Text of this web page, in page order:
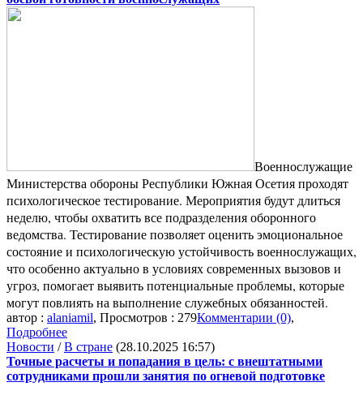
Военнослужащие
Министерства обороны Республики Южная Осетия проходят
психологическое тестирование. Мероприятия будут длиться
неделю, чтобы охватить все подразделения оборонного
ведомства. Тестирование позволяет оценить эмоциональное
состояние и психологическую устойчивость военнослужащих,
что особенно актуально в условиях современных вызовов и
угроз, помогает выявить потенциальные проблемы, которые
могут повлиять на выполнение служебных обязанностей.
автор : alaniamil, Просмотров : 279Комментарии (0),
Подробнее
Новости /В стране (28.10.2025 16:57)
Точные расчеты и попадания в цель: с внештатными
сотрудниками прошли занятия по огневой подготовке